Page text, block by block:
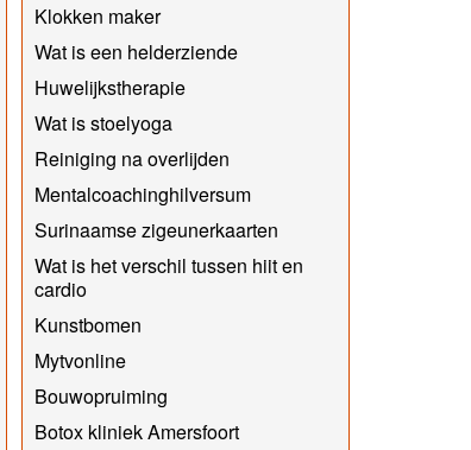
Klokken maker
Wat is een helderziende
Huwelijkstherapie
Wat is stoelyoga
Reiniging na overlijden
Mentalcoachinghilversum
Surinaamse zigeunerkaarten
Wat is het verschil tussen hiit en
cardio
Kunstbomen
Mytvonline
Bouwopruiming
Botox kliniek Amersfoort